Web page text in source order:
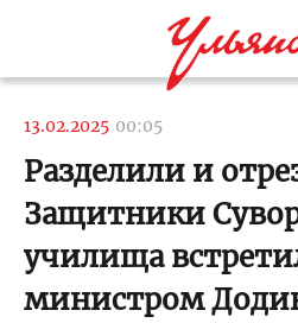
13.02.2025 00:05
Разделили и
Защитники
училища
министром